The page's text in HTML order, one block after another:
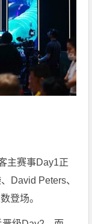
主赛事Day1正
David Peters、
登场。